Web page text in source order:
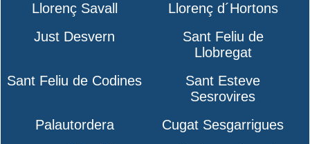
Llorenç Savall
Llorenç d´Hortons
Just Desvern
Sant Feliu de
Llobregat
Sant Feliu de Codines
Sant Esteve
Sesrovires
Palautordera
Cugat Sesgarrigues